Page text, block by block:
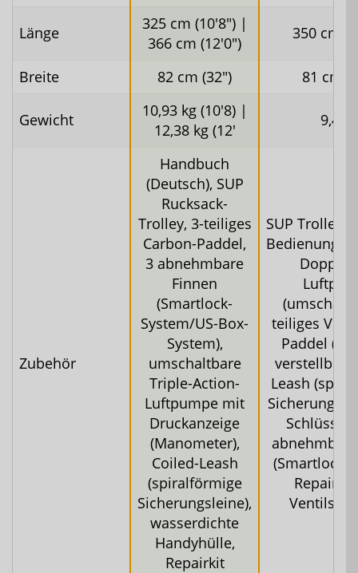
Länge
325 cm (10'8") |
366 cm (12'0")
350 cm
Breite 82 cm (32") 81 cm
Gewicht
10,93 kg (10'8) |
12,38 kg (12'
9,4 kg
Zubehör
Handbuch
(Deutsch), SUP
Rucksack-
Trolley, 3-teiliges
Carbon-Paddel,
3 abnehmbare
Finnen
(Smartlock-
System/US-Box-
System),
umschaltbare
Triple-Action-
Luftpumpe mit
Druckanzeige
(Manometer),
Coiled-Leash
(spiralförmige
Sicherungsleine),
wasserdichte
Handyhülle,
Repairkit
SUP Trolley-
teiliges Voll-
Paddel
verstellbar),
Leash
(Smartlock-
Repairkit